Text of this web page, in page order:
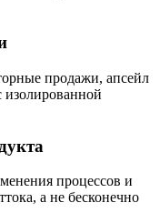
продажи, апсейл
изолированной
процессов и
а не бесконечно